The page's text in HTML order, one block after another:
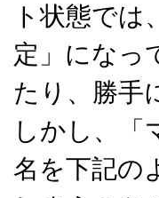
ト状態で
定」になっ
たり、勝手
しかし、「
名を下記の